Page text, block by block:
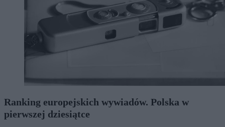
Ranking europejskich wywiadów. Polska w
pierwszej dziesiątce